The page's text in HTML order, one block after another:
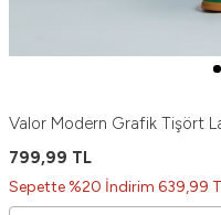
Valor Modern Grafik Tişört
799,99 TL
Sepette %20 İndirim 639,99